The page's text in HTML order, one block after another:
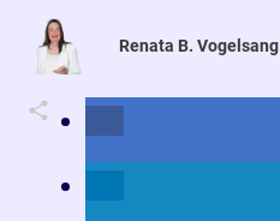
Renata B. Vogelsang